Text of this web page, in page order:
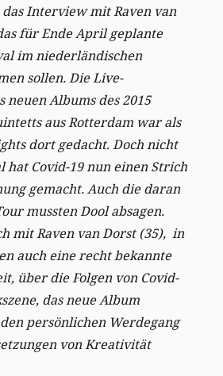
Interview mit Raven van
für Ende April geplante
im niederländischen
sollen. Die Live-
neuen Albums des 2015
aus Rotterdam war als
dort gedacht. Doch nicht
hat Covid-19 nun einen Strich
gemacht. Auch die daran
mussten Dool absagen.
mit Raven van Dorst (35), in
auch eine recht bekannte
über die Folgen von Covid-
das neue Album
persönlichen Werdegang
von Kreativität